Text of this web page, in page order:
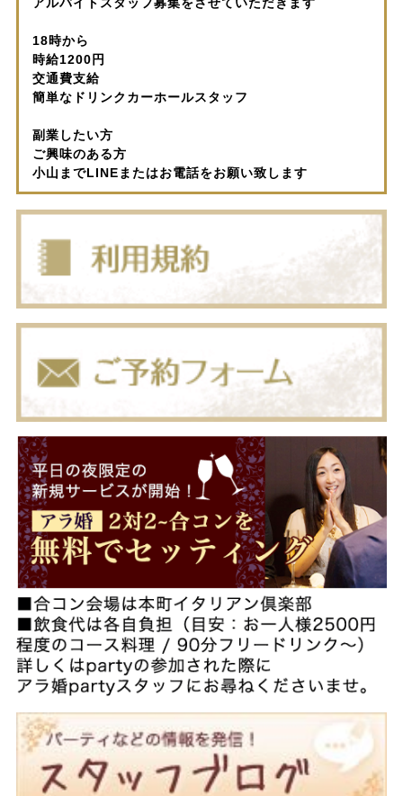
アルバイトスタッフ募集をさせていただきます
18時から
時給1200円
交通費支給
簡単なドリンクカーホールスタッフ
副業したい方
ご興味のある方
小山までLINEまたはお電話をお願い致します